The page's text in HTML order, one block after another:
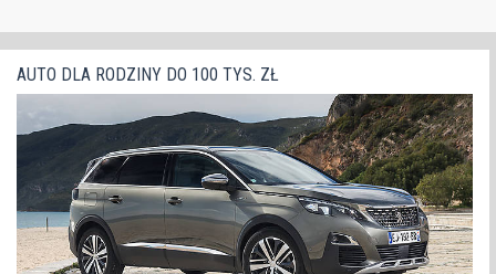
AUTO DLA RODZINY DO 100 TYS. ZŁ